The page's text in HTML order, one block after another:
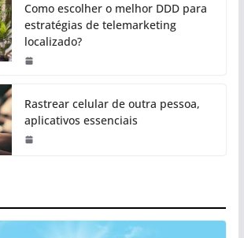
Como escolher o melhor DDD para
estratégias de telemarketing
localizado?
Rastrear celular de outra pessoa,
aplicativos essenciais